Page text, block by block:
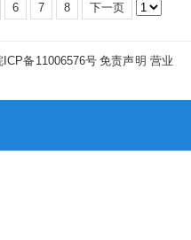
6 7 8 下一页
ICP备11006576号 免责声明 营业